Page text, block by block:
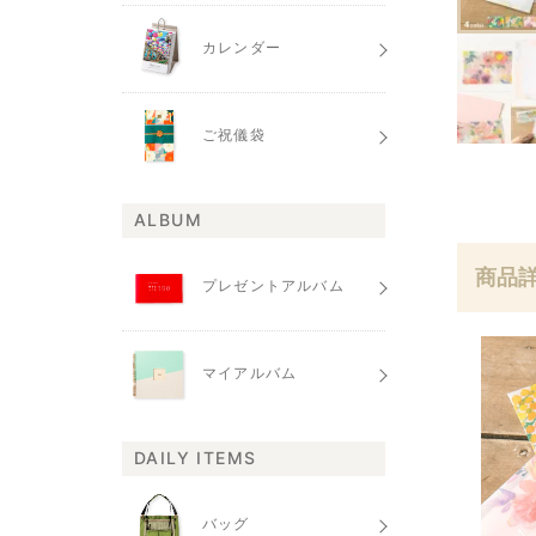
商品
カレンダー
ご祝儀袋
ALBUM
プレゼントアルバム
マイアルバム
DAILY ITEMS
バッグ